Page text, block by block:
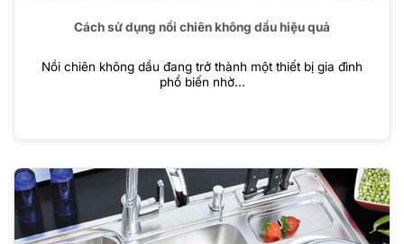
Cách sử dụng nồi chiên không dầu hiệu quả
Nồi chiên không dầu đang trở thành một thiết bị gia đình
phổ biến nhờ...